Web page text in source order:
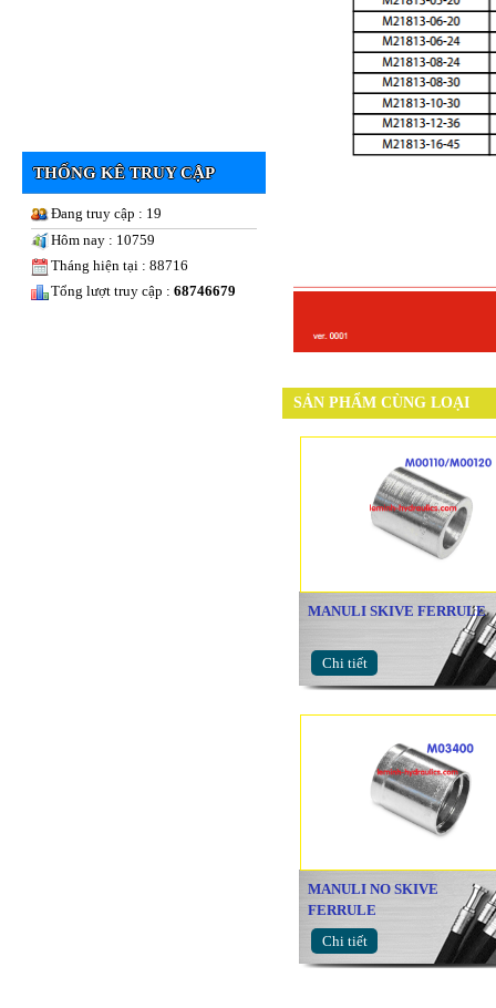
THỐNG KÊ TRUY CẬP
Đang truy cập : 19
Hôm nay : 10759
Tháng hiện tại : 88716
Tổng lượt truy cập : 68746679
SẢN PHẨM CÙNG LOẠI
MANULI SKIVE FERRULE
Chi tiết
MANULI NO SKIVE
FERRULE
Chi tiết